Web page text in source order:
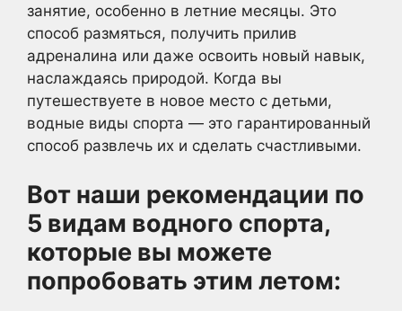
занятие, особенно в летние месяцы. Это
способ размяться, получить прилив
адреналина или даже освоить новый навык,
наслаждаясь природой. Когда вы
путешествуете в новое место с детьми,
водные виды спорта — это гарантированный
способ развлечь их и сделать счастливыми.
Вот наши рекомендации по
5 видам водного спорта,
которые вы можете
попробовать этим летом: